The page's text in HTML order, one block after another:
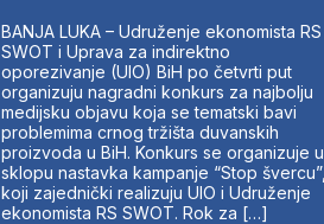
BANJA LUKA – Udruženje ekonomista RS
SWOT i Uprava za indirektno
oporezivanje (UIO) BiH po četvrti put
organizuju nagradni konkurs za najbolju
medijsku objavu koja se tematski bavi
problemima crnog tržišta duvanskih
proizvoda u BiH. Konkurs se organizuje u
sklopu nastavka kampanje “Stop švercu”,
koji zajednički realizuju UIO i Udruženje
ekonomista RS SWOT. Rok za […]